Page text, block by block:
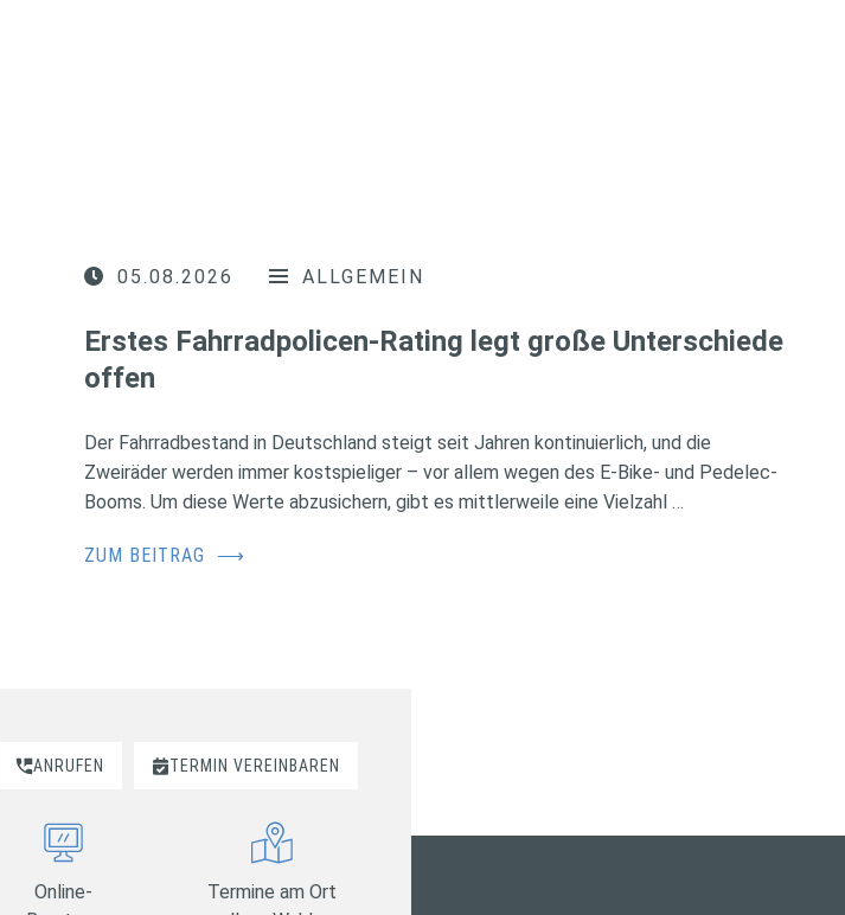
05.08.2026 ALLGEMEIN
Erstes Fahrradpolicen-Rating legt große Unterschiede
offen
Der Fahrradbestand in Deutschland steigt seit Jahren kontinuierlich, und die
Zweiräder werden immer kostspieliger – vor allem wegen des E-Bike- und Pedelec-
Booms. Um diese Werte abzusichern, gibt es mittlerweile eine Vielzahl …
ZUM BEITRAG ⟶
ANRUFEN TERMIN VEREINBAREN
Online-
Termine am Ort